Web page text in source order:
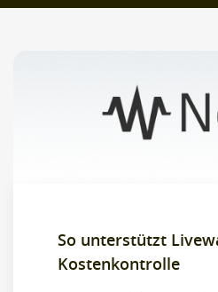
So unterstützt
Kostenkontrolle